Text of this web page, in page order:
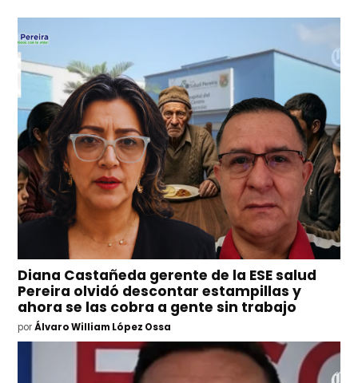
Diana Castañeda gerente de la ESE salud
Pereira olvidó descontar estampillas y
ahora se las cobra a gente sin trabajo
por Álvaro William López Ossa